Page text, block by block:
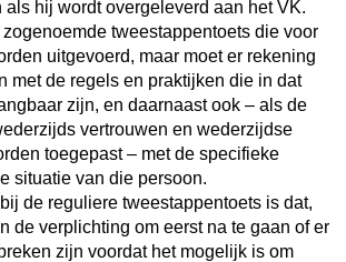
hij wordt overgeleverd aan het VK.
tweestappentoets die voor
uitgevoerd, maar moet er rekening
met de regels en praktijken die in dat
zijn, en daarnaast ook – als de
vertrouwen en wederzijdse
toegepast – met de specifieke
situatie van die persoon.
de reguliere tweestappentoets is dat,
de verplichting om eerst na te gaan of er
zijn voordat het mogelijk is om